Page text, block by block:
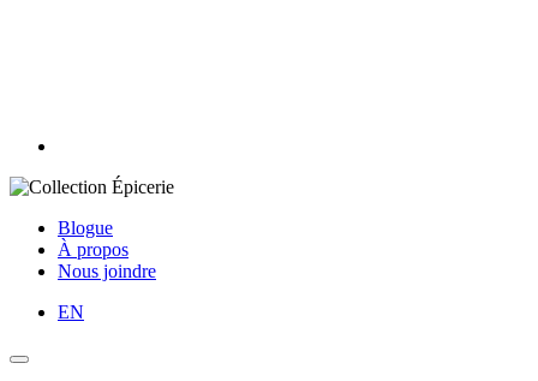
Blogue
À propos
Nous joindre
EN